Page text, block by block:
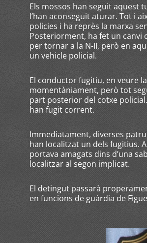
Els mossos han seguit aquest
l’han aconseguit aturar. Tot i
policies i ha reprès la marxa
Posteriorment, ha fet un canvi
per tornar a la N-II, però en
un vehicle policial.
El conductor fugitiu, en veure
momentàniament, però tot
part posterior del cotxe
han fugit corrent.
Immediatament, diverses
han localitzat un dels fugitius.
portava amagats dins d’una
localitzar al segon implicat.
El detingut passarà
en funcions de guàrdia de